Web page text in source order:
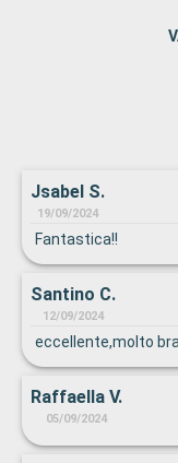
Jsabel S.
19/09/2024
Fantastica!!
Santino C.
12/09/2024
eccellente,molto
Raffaella V.
05/09/2024